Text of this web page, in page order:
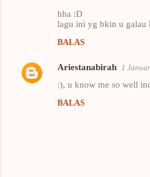
hha :D
lagu ini yg bkin u galau
BALAS
Ariestanabirah 1
:), u know me so well
BALAS